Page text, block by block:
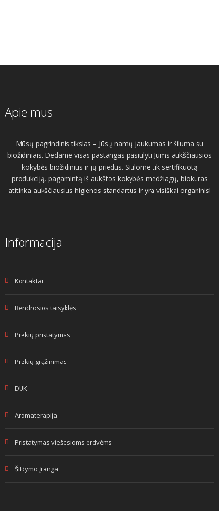
Apie mus
Mūsų pagrindinis tikslas – Jūsų namų jaukumas ir šiluma su
biožidiniais. Dedame visas pastangas pasiūlyti Jums aukščiausios
kokybės biožidinius ir jų priedus. Siūlome tik sertifikuotą
produkciją, pagamintą iš aukštos kokybės medžiagų, biokuras
atitinka aukščiausius higienos standartus ir yra visiškai organinis!
Informacija
Kontaktai
Bendrosios taisyklės
Prekių pristatymas
Prekių grąžinimas
DUK
Aromaterapija
Pristatymas viešosioms erdvėms
Šildymo įranga